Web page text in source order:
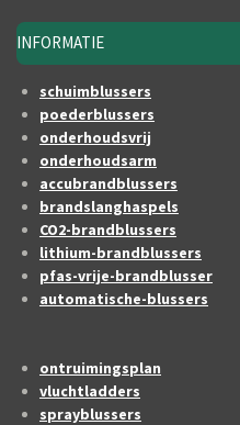
INFORMATIE
schuimblussers
poederblussers
onderhoudsvrij
onderhoudsarm
accubrandblussers
brandslanghaspels
CO2-brandblussers
lithium-brandblussers
pfas-vrije-brandblusser
automatische-blussers
ontruimingsplan
vluchtladders
sprayblussers